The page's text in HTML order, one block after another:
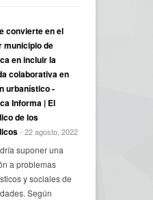
convierte en el
municipio de
en incluir la
colaborativa en
urbanístico -
Informa | El
de los
- 22 agosto, 2022
suponer una
a problemas
y sociales de
Según